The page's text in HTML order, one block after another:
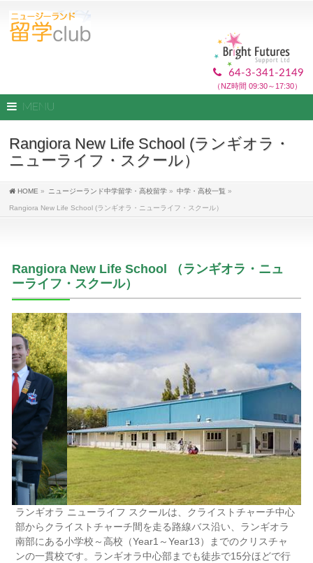
64-3-341-2149
（NZ時間 09:30～17:30）
MENU
Rangiora New Life School (ランギオラ・
ニューライフ・スクール）
HOME » ニュージーランド中学留学・高校留学 » 中学・高校一覧 »
Rangiora New Life School (ランギオラ・ニューライフ・スクール）
Rangiora New Life School （ランギオラ・ニュ
ーライフ・スクール）
ランギオラ ニューライフ スクールは、 クライストチャーチ中心
部からクライストチャーチ間を走る路線バス沿い、ランギオラ
南部にある小学校～高校（Year1～Year13）までのクリスチャ
ンの一貫校です。ランギオラ中心部までも徒歩で15分ほどで行